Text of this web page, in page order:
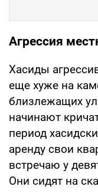
Агрессия
Хасиды
еще хуже на
близлежащих
начинают
период
аренду свои
встречаю у
Они сидят на